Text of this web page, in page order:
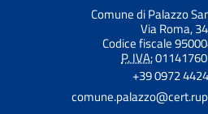
Comune di Palazzo
Via Roma, 34
Codice fiscale
P. IVA:
+39 0972